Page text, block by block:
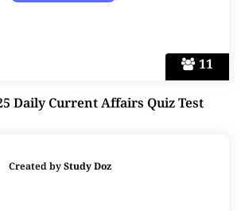
11
Daily Current Affairs Quiz Test
Created byStudy Doz